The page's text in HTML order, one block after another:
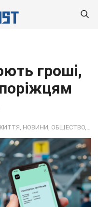
гроші,
НОВИНИ ОБЩЕСТВО